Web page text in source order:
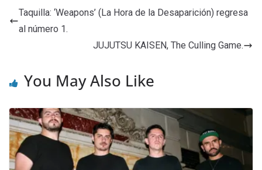
Taquilla: ‘Weapons’ (La Hora de la Desaparición) regresa
al número 1.
JUJUTSU KAISEN, The Culling Game.
You May Also Like